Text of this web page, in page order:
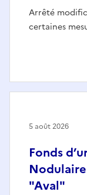
Arrêté
certaines
Fonds
"Aval"
5 août 2026